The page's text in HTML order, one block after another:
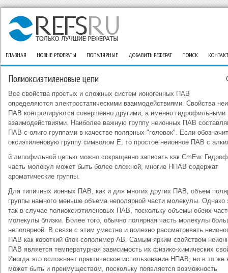
ГЛАВНАЯ НОВЫЕ РЕФЕРАТЫ ПОПУЛЯРНЫЕ ДОБАВИТЬ РЕФЕРАТ ПОИСК
Полиоксиэтиленовые цепи
Все свойства простых и сложных систем ионогенных ПАВ
определяются электростатическими взаимодействиями. Свойства
ПАВ контролируются совершенно другими, а именно гидрофильными
взаимодействиями. Наиболее важную группу неионных ПАВ
ПАВ с олиго группами в качестве полярных "головок". Если
оксиэтиленовую группу символом Е, то простое неионное ПАВ с
й липофильной цепью можно сокращенно записать как CmEw.
часть молекул может быть более сложной, многие НПАВ содержат
ароматические группы.
Для типичных ионных ПАВ, как и для многих других ПАВ, объем
группы намного меньше объема неполярной части молекулы. Однако
так в случае полиоксиэтиленовых ПАВ, поскольку объемы обеих
молекулы близки. Более того, обычно полярная часть молекулы
неполярной. В связи с этим уместно и полезно рассматривать
ПАВ как короткий блок-сополимер AB. Самым ярким свойством
ПАВ является температурная зависимость их физико-химических
Иногда это осложняет практическое использование НПАВ, но в то же
может быть и преимуществом, поскольку появляется возможность